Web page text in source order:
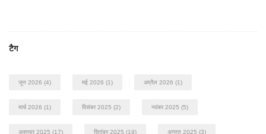
टैग
जून 2026 (4) मई 2026 (1) अप्रैल 2026 (1)
मार्च 2026 (1) दिसंबर 2025 (2) नवंबर 2025 (5)
अक्तूबर 2025 (17) सितंबर 2025 (19) अगस्त 2025 (3)